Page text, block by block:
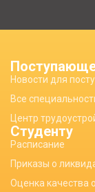
Новости для
Все
Центр
Студенту
Расписание
Приказы о
Оценка качества